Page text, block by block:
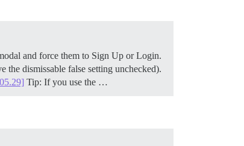
and force them to Sign Up or Login.
the dismissable false setting unchecked).
Tip: If you use the …